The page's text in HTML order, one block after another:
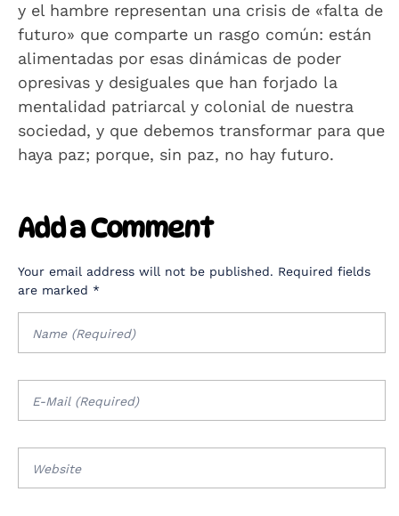
y el hambre representan una crisis de «falta de
futuro» que comparte un rasgo común: están
alimentadas por esas dinámicas de poder
opresivas y desiguales que han forjado la
mentalidad patriarcal y colonial de nuestra
sociedad, y que debemos transformar para que
haya paz; porque, sin paz, no hay futuro.
Add a Comment
Your email address will not be published. Required fields
are marked *